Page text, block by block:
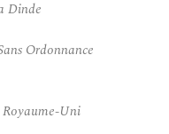
Dinde
Ordonnance
Uni